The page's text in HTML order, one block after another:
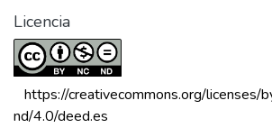
Licencia
https://creativecommons.org/licenses/
nd/4.0/deed.es